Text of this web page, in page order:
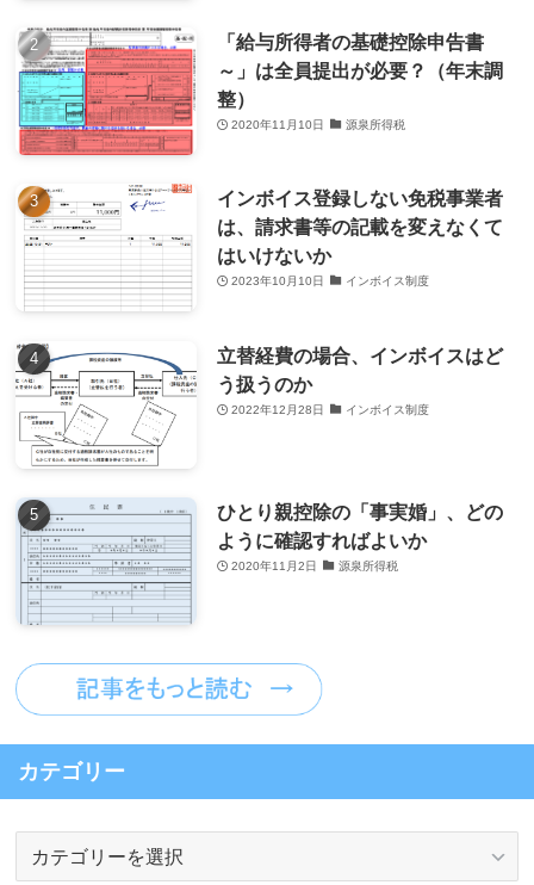
「給与所得者の基礎控除申告書
～」は全員提出が必要？（年末調
整）
2020年11月10日 源泉所得税
インボイス登録しない免税事業者
は、請求書等の記載を変えなくて
はいけないか
2023年10月10日 インボイス制度
立替経費の場合、インボイスはど
う扱うのか
2022年12月28日 インボイス制度
ひとり親控除の「事実婚」、どの
ように確認すればよいか
2020年11月2日 源泉所得税
カテゴリー